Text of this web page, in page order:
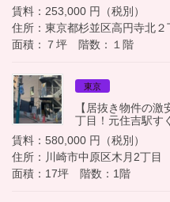
賃料：253,000 円（税別）
住所：東京都杉並区高円寺北２
面積：７坪 階数：１階
東京
【居抜き物件の
丁目！元住吉駅す
賃料：580,000 円（税別）
住所：川崎市中原区木月2丁目
面積：17坪 階数：1階